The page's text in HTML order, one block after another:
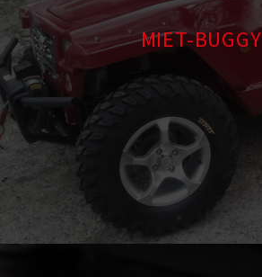
MIET-BUGGY